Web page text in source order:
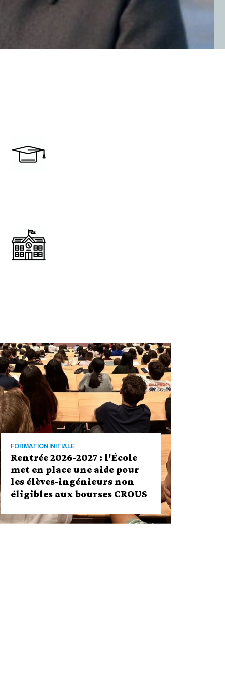
FORMATION INITIALE
Rentrée 2026-2027 : l'École
met en place une aide pour
les élèves-ingénieurs non
éligibles aux bourses CROUS